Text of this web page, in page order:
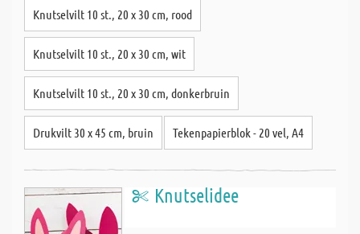
Knutselvilt 10 st., 20 x 30 cm, rood
Knutselvilt 10 st., 20 x 30 cm, wit
Knutselvilt 10 st., 20 x 30 cm, donkerbruin
Drukvilt 30 x 45 cm, bruin Tekenpapierblok - 20 vel, A4
Knutselidee